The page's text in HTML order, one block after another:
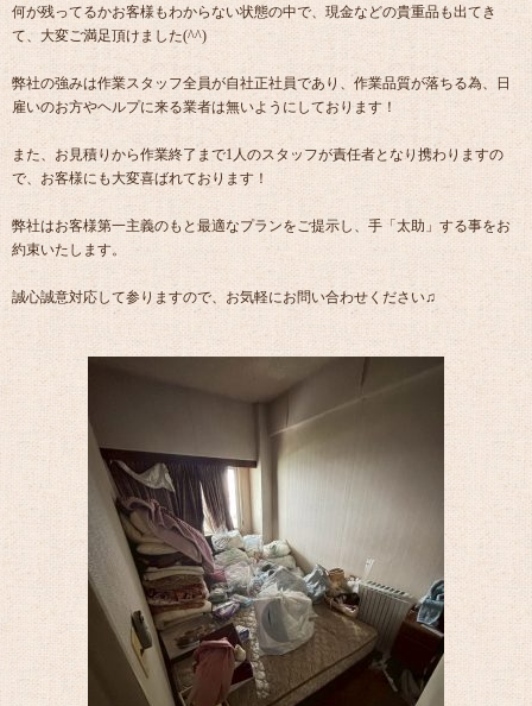
何が残ってるかお客様もわからない状態の中で、現金などの貴重品も出てき
て、大変ご満足頂けました(^^)
弊社の強みは作業スタッフ全員が自社正社員であり、作業品質が落ちる為、日
雇いのお方やヘルプに来る業者は無いようにしております！
また、お見積りから作業終了まで1人のスタッフが責任者となり携わりますの
で、お客様にも大変喜ばれております！
弊社はお客様第一主義のもと最適なプランをご提示し、手「太助」する事をお
約束いたします。
誠心誠意対応して参りますので、お気軽にお問い合わせください♫